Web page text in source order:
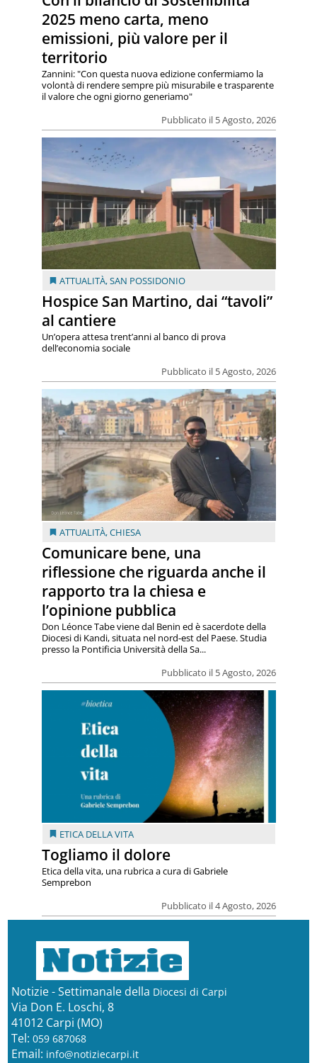
2025 meno carta, meno
emissioni, più valore per il
territorio
Pubblicato il 5 Agosto, 2026
Zannini: "Con questa nuova edizione confermiamo la
volontà di rendere sempre più misurabile e trasparente
il valore che ogni giorno generiamo"
ATTUALITÀ,SAN POSSIDONIO
Hospice San Martino, dai “tavoli”
al cantiere
Pubblicato il 5 Agosto, 2026
Un’opera attesa trent’anni al banco di prova
dell’economia sociale
ATTUALITÀ,CHIESA
Comunicare bene, una
riflessione che riguarda anche il
rapporto tra la chiesa e
l’opinione pubblica
Pubblicato il 5 Agosto, 2026
Don Léonce Tabe viene dal Benin ed è sacerdote della
Diocesi di Kandi, situata nel nord-est del Paese. Studia
presso la Pontificia Università della Sa...
ETICA DELLA VITA
Togliamo il dolore
Pubblicato il 4 Agosto, 2026
Etica della vita, una rubrica a cura di Gabriele
Semprebon
Notizie - Settimanale della Diocesi di Carpi
Via Don E. Loschi, 8
41012 Carpi (MO)
Tel: 059 687068
Email: info@notiziecarpi.it